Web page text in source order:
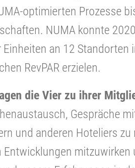
optimierten Prozesse
NUMA konnte
Einheiten an 12 Standorten
RevPAR erzielen.
die Vier zu ihrer
Gespräche
und anderen Hoteliers
Entwicklungen